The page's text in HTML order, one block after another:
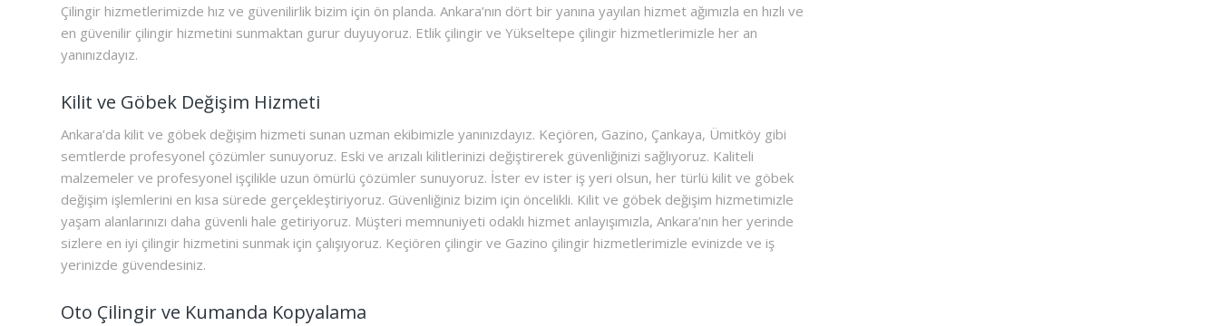
Çilingir hizmetlerimizde hız ve güvenilirlik bizim için ön planda. Ankara’nın dört bir yanına yayılan hizmet ağımızla en hızlı ve
en güvenilir çilingir hizmetini sunmaktan gurur duyuyoruz. Etlik çilingir ve Yükseltepe çilingir hizmetlerimizle her an
yanınızdayız.
Kilit ve Göbek Değişim Hizmeti
Ankara’da kilit ve göbek değişim hizmeti sunan uzman ekibimizle yanınızdayız. Keçiören, Gazino, Çankaya, Ümitköy gibi
semtlerde profesyonel çözümler sunuyoruz. Eski ve arızalı kilitlerinizi değiştirerek güvenliğinizi sağlıyoruz. Kaliteli
malzemeler ve profesyonel işçilikle uzun ömürlü çözümler sunuyoruz. İster ev ister iş yeri olsun, her türlü kilit ve göbek
değişim işlemlerini en kısa sürede gerçekleştiriyoruz. Güvenliğiniz bizim için öncelikli. Kilit ve göbek değişim hizmetimizle
yaşam alanlarınızı daha güvenli hale getiriyoruz. Müşteri memnuniyeti odaklı hizmet anlayışımızla, Ankara’nın her yerinde
sizlere en iyi çilingir hizmetini sunmak için çalışıyoruz. Keçiören çilingir ve Gazino çilingir hizmetlerimizle evinizde ve iş
yerinizde güvendesiniz.
Oto Çilingir ve Kumanda Kopyalama